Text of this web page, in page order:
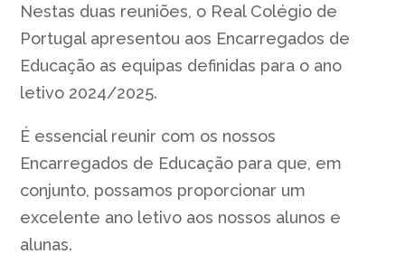
Nestas duas reuniões, o Real Colégio de
Portugal apresentou aos Encarregados de
Educação as equipas definidas para o ano
letivo 2024/2025.
É essencial reunir com os nossos
Encarregados de Educação para que, em
conjunto, possamos proporcionar um
excelente ano letivo aos nossos alunos e
alunas.